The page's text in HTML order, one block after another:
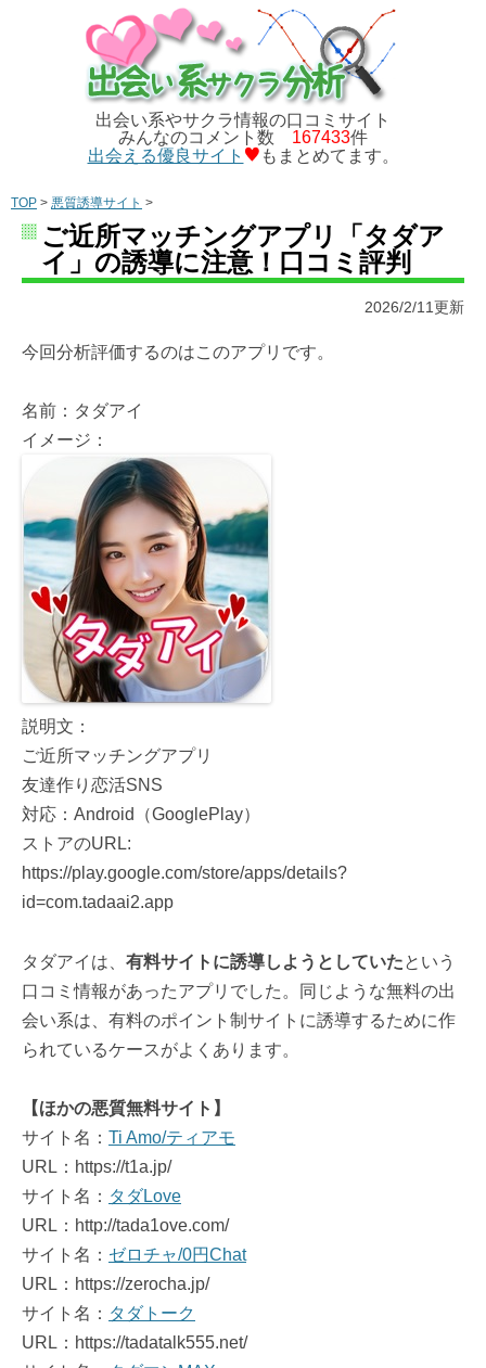
出会い系やサクラ情報の口コミサイト
みんなのコメント数 167433件
出会える優良サイト
もまとめてます。
TOP > 悪質誘導サイト >
ご近所マッチングアプリ「タダア
イ」の誘導に注意！口コミ評判
2026/2/11更新
今回分析評価するのはこのアプリです。
名前：タダアイ
イメージ：
説明文：
ご近所マッチングアプリ
友達作り恋活SNS
対応：Android（GooglePlay）
ストアのURL:
https://play.google.com/store/apps/details?
id=com.tadaai2.app
タダアイは、 有料サイトに誘導しようとしていたという
口コミ情報があったアプリでした。同じような無料の出
会い系は、有料のポイント制サイトに誘導するために作
られているケースがよくあります。
【ほかの悪質無料サイト】
サイト名： Ti Amo/ティアモ
URL：https://t1a.jp/
サイト名： タダLove
URL：http://tada1ove.com/
サイト名： ゼロチャ/0円Chat
URL：https://zerocha.jp/
サイト名： タダトーク
URL：https://tadatalk555.net/